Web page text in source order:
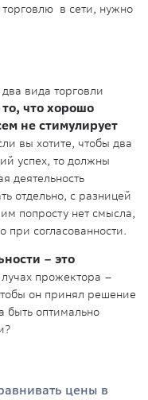
в сети, нужно
вида торговли
то, что хорошо
не стимулирует
вы хотите, чтобы два
успех, то должны
деятельность
отдельно, с разницей
попросту нет смысла,
при согласованности.
– это
прожектора –
он принял решение
быть оптимально
цены в